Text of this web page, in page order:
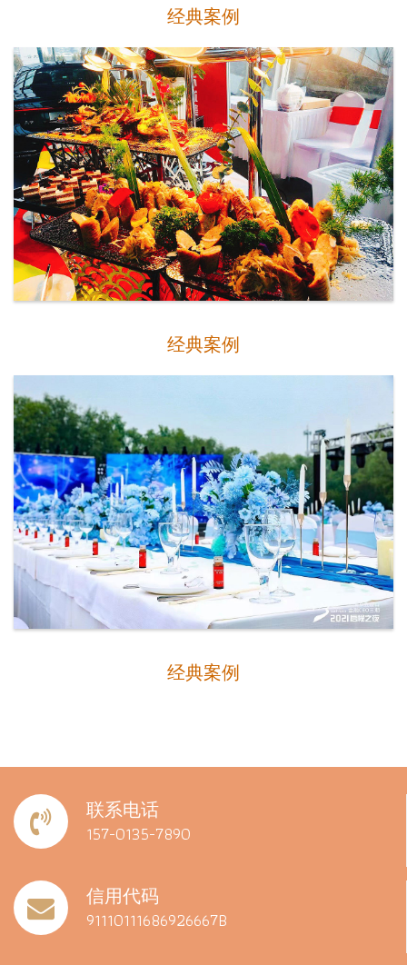
经典案例
经典案例
经典案例
联系电话
157-0135-7890
信用代码
91110111686926667B